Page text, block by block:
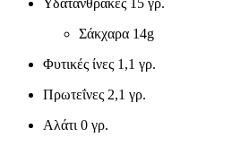
Υδατάνθρακες 15 γρ.
Σάκχαρα 14g
Φυτικές ίνες 1,1 γρ.
Πρωτεΐνες 2,1 γρ.
Αλάτι 0 γρ.